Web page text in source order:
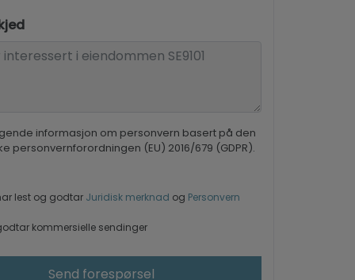
informasjon om personvern basert på den
personvernforordningen (EU) 2016/679 (GDPR).
lest og godtar Juridisk merknad og Personvern
kommersielle sendinger
Send forespørsel